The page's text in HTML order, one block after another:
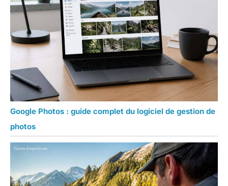
Google Photos : guide complet du logiciel de gestion de
photos